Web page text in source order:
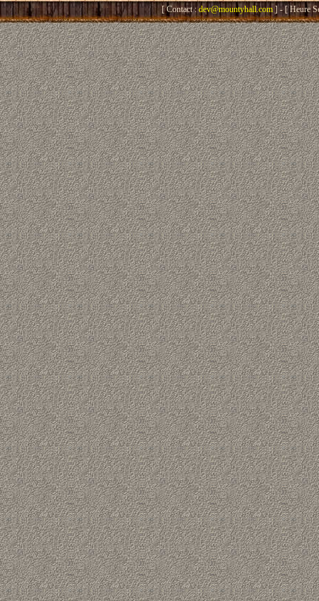
[ Contact : dev@mountyhall.com ] - [ Heure